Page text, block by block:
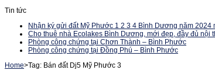
Tin tức
Nhận ký gửi đất Mỹ Phước 1 2 3 4 Bình Dương năm 2024
Cho thuê nhà Ecolakes Bình Dương, mới đẹp, đầy đủ nội
Phòng công chứng tại Chơn Thành – Bình Phước
Phòng công chứng tại Đồng Phú – Bình Phước
Home>Tag: Bán đất Dj5 Mỹ Phước 3